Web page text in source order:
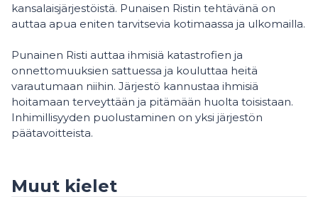
kansalaisjärjestöistä. Punaisen Ristin tehtävänä on
auttaa apua eniten tarvitsevia kotimaassa ja ulkomailla.
Punainen Risti auttaa ihmisiä katastrofien ja
onnettomuuksien sattuessa ja kouluttaa heitä
varautumaan niihin. Järjestö kannustaa ihmisiä
hoitamaan terveyttään ja pitämään huolta toisistaan.
Inhimillisyyden puolustaminen on yksi järjestön
päätavoitteista.
Muut kielet